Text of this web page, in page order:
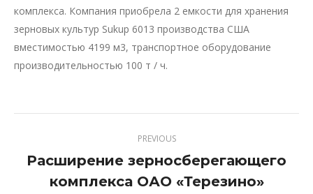
комплекса. Компания приобрела 2 емкости для хранения
зерновых культур Sukup 6013 производства США
вместимостью 4199 м3, транспортное оборудование
производительностью 100 т / ч.
PREVIOUS
Previous
project:
Расширение зерносберегающего
комплекса ОАО «Терезино»